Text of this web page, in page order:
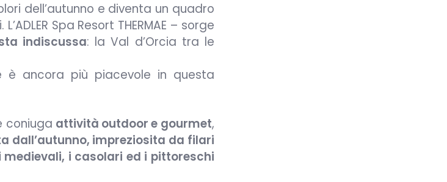
dell’autunno e diventa un quadro
Spa Resort THERMAE – sorge
indiscussa: la Val d’Orcia tra le
è ancora più piacevole in questa
coniuga attività outdoor e gourmet,
dall’autunno, impreziosita da filari
i casolari ed i pittoreschi